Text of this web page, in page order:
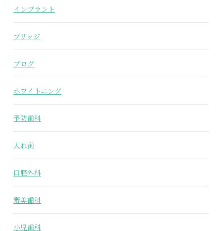
インプラント
ブリッジ
ブログ
ホワイトニング
予防歯科
入れ歯
口腔外科
審美歯科
小児歯科